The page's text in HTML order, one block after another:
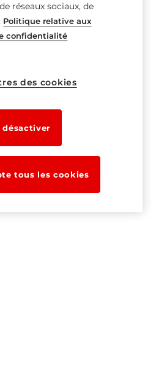
réseaux sociaux, de
Politique relative aux
confidentialité
des cookies
désactiver
tous les cookies